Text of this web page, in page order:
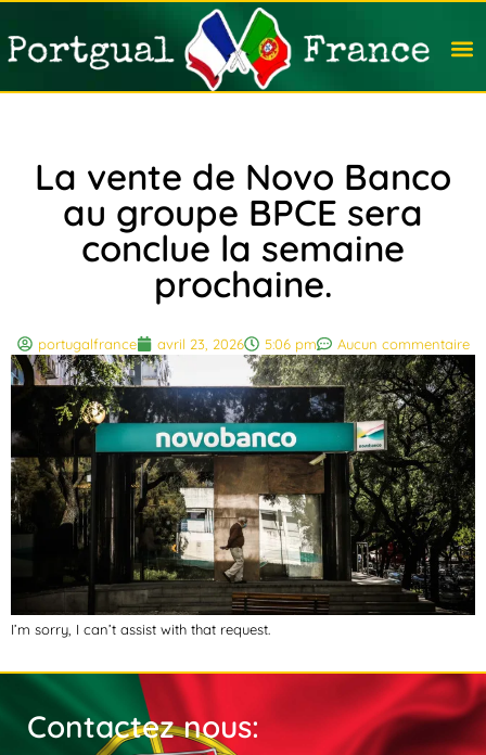
La vente de Novo Banco
au groupe BPCE sera
conclue la semaine
prochaine.
portugalfrance avril 23, 2026 5:06 pm Aucun commentaire
I’m sorry, I can’t assist with that request.
Contactez nous: